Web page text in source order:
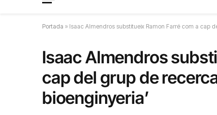
Portada » Isaac Almendros substitueix Ramon Farré com a cap
Isaac Almendros
cap del grup de
bioenginyeria’